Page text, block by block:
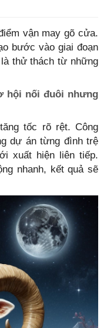
vận may gõ cửa.
bước vào giai đoạn
thử thách từ những
hội nối đuôi nhưng
tốc rõ rệt. Công
dự án từng đình trệ
xuất hiện liên tiếp.
nhanh, kết quả sẽ